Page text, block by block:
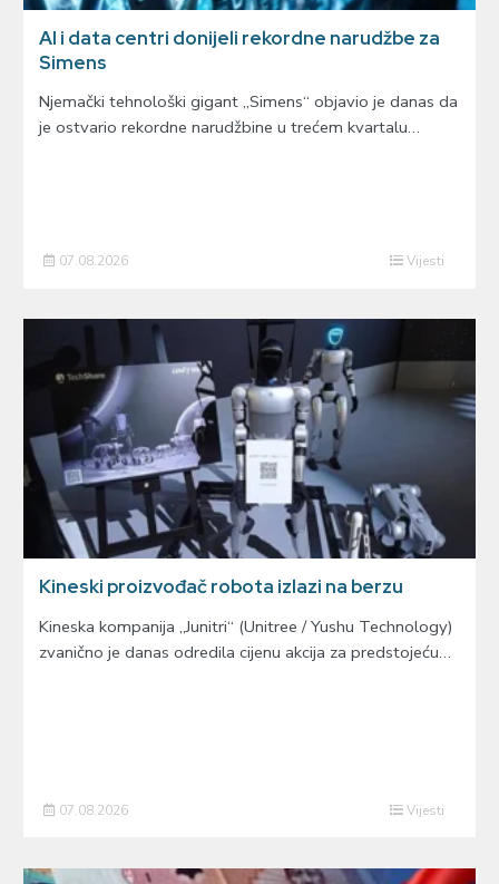
AI i data centri donijeli rekordne narudžbe za
Simens
Njemački tehnološki gigant „Simens“ objavio je danas da
je ostvario rekordne narudžbine u trećem kvartalu…
07.08.2026 Vijesti
Kineski proizvođač robota izlazi na berzu
Kineska kompanija „Junitri“ (Unitree / Yushu Technology)
zvanično je danas odredila cijenu akcija za predstojeću…
07.08.2026 Vijesti